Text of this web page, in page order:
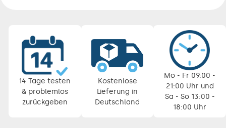
Pause
Diashow
14 Tage testen
& problemlos
zurückgeben
Kostenlose
Lieferung in
Deutschland
Mo - Fr 09:00 -
21:00 Uhr und
Sa - So 13:00 -
18:00 Uhr